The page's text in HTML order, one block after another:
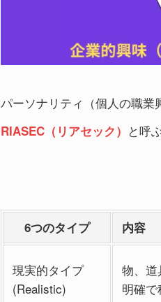
パーソナリティ（個人の職業
RIASEC（リアセック） と呼
6つのタイプ 内容
現実的タイプ
(Realistic)
物、道
明確で